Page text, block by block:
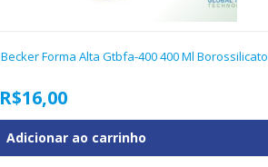
Becker Forma Alta Gtbfa-400 400 Ml Borossilicato
R$16,00
Adicionar ao carrinho